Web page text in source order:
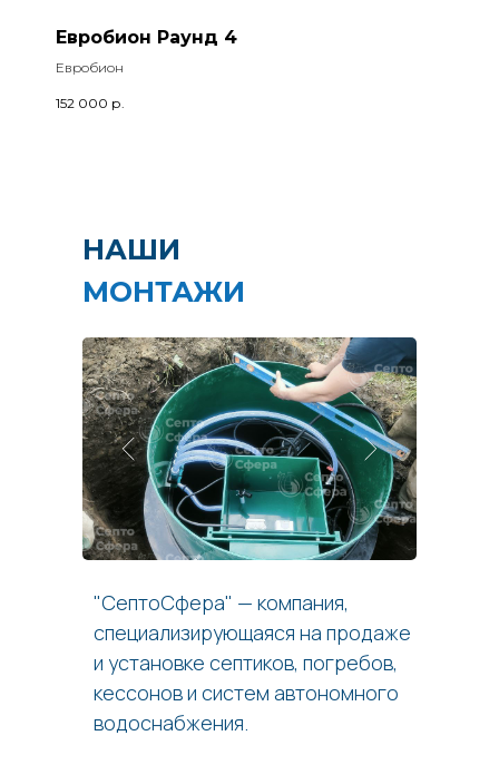
Евробион Раунд 4
Евробион
152 000 р.
НАШИ
МОНТАЖИ
"СептоСфера" — компания,
специализирующаяся на продаже
и установке септиков, погребов,
кессонов и систем автономного
водоснабжения.